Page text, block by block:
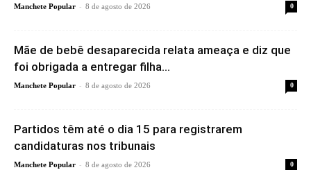
Manchete Popular - 8 de agosto de 2026 0
Mãe de bebê desaparecida relata ameaça e diz que
foi obrigada a entregar filha...
Manchete Popular - 8 de agosto de 2026 0
Partidos têm até o dia 15 para registrarem
candidaturas nos tribunais
Manchete Popular - 8 de agosto de 2026 0